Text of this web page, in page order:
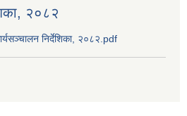
२०८२
निर्देशिका, २०८२.pdf